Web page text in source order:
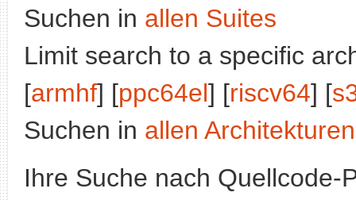
Suchen in allen Suites
Limit search to a specific
[armhf] [ppc64el] [riscv64] [
Suchen in allen Architekturen
Ihre Suche nach